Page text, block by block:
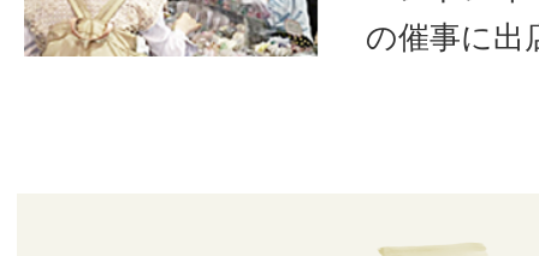
の催事に出